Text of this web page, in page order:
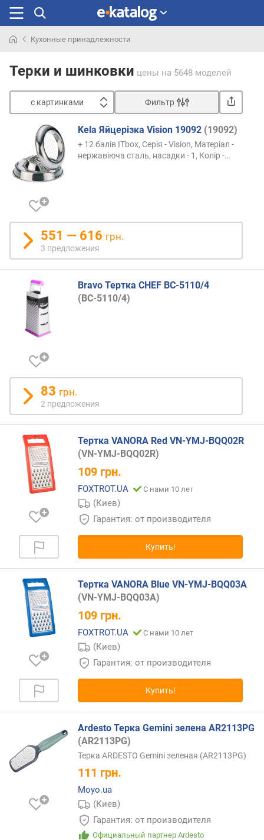
раньше
Кухонные принадлежности
Терки и шинковки цены на 5648 моделей
с картинками
а
р
и
н
к
а
м
и
о
т
д
е
ш
в
к
о
р
о
г
и
м
о
т
д
р
о
г
и
х
к
д
ш
в
ы
о
а
л
в
Фильтр
Kela Яйцерізка Vision 19092 (19092)
+ 12 балів ITbox, Серія - Vision, Матеріал -
нержавіюча сталь, насадки - 1, Колір -…
551 — 616 грн.
3 предложения
Bravo Тертка CHEF BC-5110/4
(BC-5110/4)
83 грн.
2 предложения
Тертка VANORA Red VN-YMJ-BQQ02R
(VN-YMJ-BQQ02R)
109 грн.
FOXTROT.UA С нами 10 лет
(Киев)
Гарантия: от производителя
Купить!
Тертка VANORA Blue VN-YMJ-BQQ03A
(VN-YMJ-BQQ03A)
109 грн.
FOXTROT.UA С нами 10 лет
(Киев)
Гарантия: от производителя
Купить!
Ardesto Терка Gemini зелена AR2113PG
(AR2113PG)
Терка ARDESTO Gemini зеленая (AR2113PG)
111 грн.
Moyo.ua
(Киев)
Гарантия: от производителя
Официальный партнер Ardesto